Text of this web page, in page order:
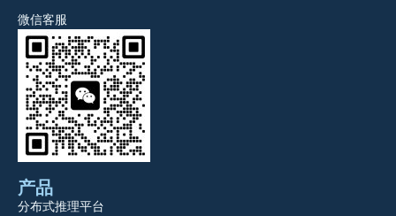
微信客服
产品
分布式推理平台